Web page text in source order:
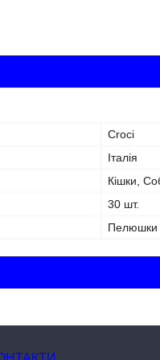
Croci
Італія
Кішки,
30 шт.
Пелюшки